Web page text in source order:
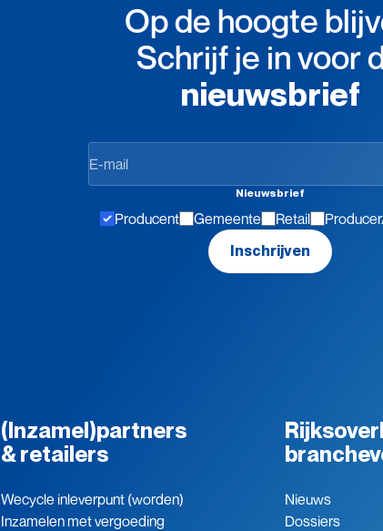
Op de hoogte
Schrijf je in voor
nieuwsbrief
de
blijven
Nieuwsbrief
Producent Gemeente Retail
Inschrijven
(Inzamel)partners
& retailers
Wecycle inleverpunt (worden)
Inzamelen met vergoeding
Nieuws
Dossiers